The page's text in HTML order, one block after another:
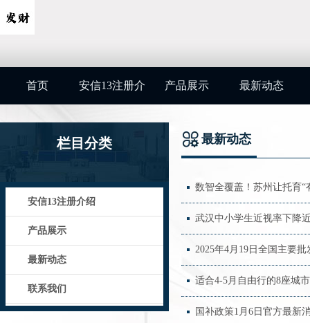
首页 安信13注册介
绍
产品展示 最新动态
栏目分类
安信13注册介绍
产品展示
最新动态
联系我们
最新动态
数智全覆盖！苏州让托育“
武汉中小学生近视率下降
2025年4月19日全国主要
适合4-5月自由行的8座城
国补政策1月6日官方最新